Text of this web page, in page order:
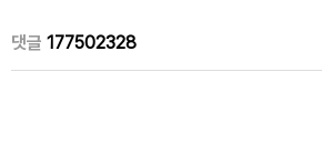
댓글 177502328